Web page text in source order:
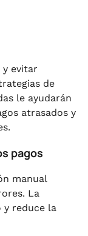
y evitar
de
le ayudarán
atrasados y
pagos
manual
La
y reduce la